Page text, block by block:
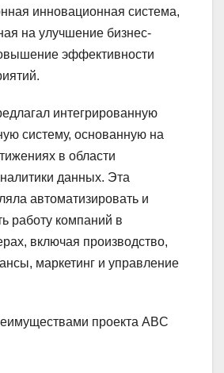
инновационная система,
на улучшение бизнес-
эффективности
интегрированную
систему, основанную на
в области
данных. Эта
автоматизировать и
работу компаний в
включая производство,
маркетинг и управление
проекта ABC